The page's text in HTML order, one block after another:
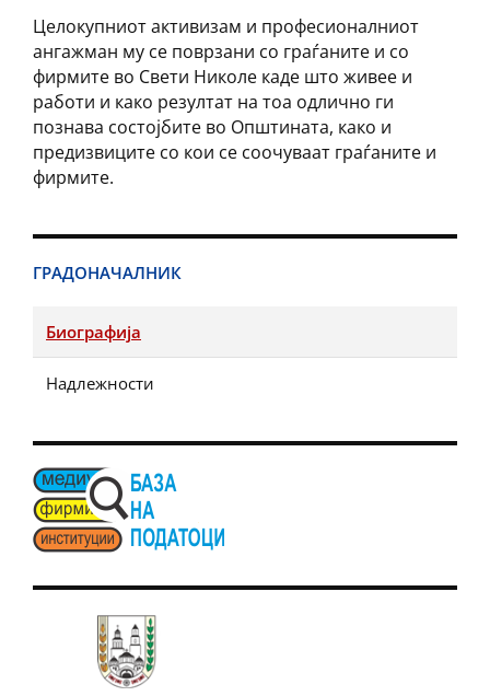
Целокупниот активизам и професионалниот
ангажман му се поврзани со граѓаните и со
фирмите во Свети Николе каде што живее и
работи и како резултат на тоа одлично ги
познава состојбите во Општината, како и
предизвиците со кои се соочуваат граѓаните и
фирмите.
ГРАДОНАЧАЛНИК
Биографија
Надлежности